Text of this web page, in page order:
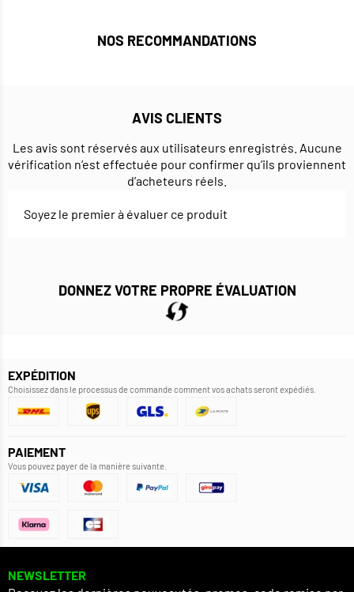
NOS RECOMMANDATIONS
AVIS CLIENTS
Les avis sont réservés aux utilisateurs enregistrés. Aucune
vérification n’est effectuée pour confirmer qu’ils proviennent
d’acheteurs réels.
Soyez le premier à évaluer ce produit
DONNEZ VOTRE PROPRE ÉVALUATION
EXPÉDITION
Choisissez dans le processus de commande comment vos achats seront expédiés.
PAIEMENT
Vous pouvez payer de la manière suivante.
NEWSLETTER